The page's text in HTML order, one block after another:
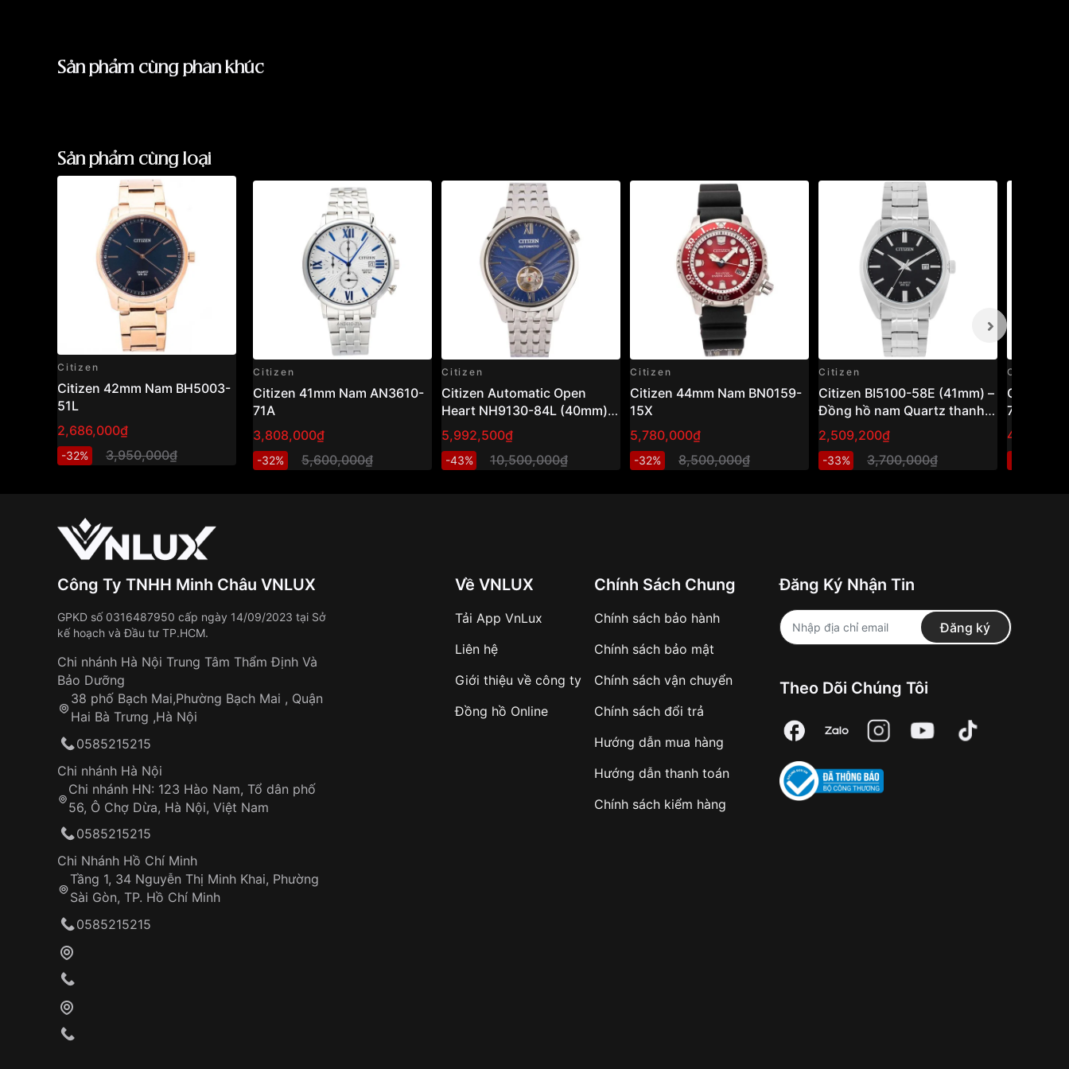
Sản phẩm cùng phân khúc
Sản phẩm cùng loại
Citizen
Citizen 42mm Nam BH5003-
51L
2,686,000₫
-32% 3,950,000₫
Citizen
Citizen 41mm Nam AN3610-
71A
3,808,000₫
-32% 5,600,000₫
Citizen
Citizen Automatic Open
Heart NH9130-84L (40mm) –
Đồng hồ nam cơ hở tim, mặt
xanh sang trọng
5,992,500₫
-43% 10,500,000₫
Citizen
Citizen 44mm Nam BN0159-
15X
5,780,000₫
-32% 8,500,000₫
Citizen
Citizen BI5100-58E (41mm) –
Đồng hồ nam Quartz thanh
lịch, thiết kế cổ điển dễ đeo
2,509,200₫
-33% 3,700,000₫
Citizen
Citizen
75L
Công Ty TNHH Minh Châu VNLUX
GPKD số 0316487950 cấp ngày 14/09/2023 tại Sở
kế hoạch và Đầu tư TP.HCM.
Chi nhánh Hà Nội Trung Tâm Thẩm Định Và
Bảo Dưỡng
38 phố Bạch Mai,Phường Bạch Mai , Quận
Hai Bà Trưng ,Hà Nội
0585215215
Chi nhánh Hà Nội
Chi nhánh HN: 123 Hào Nam, Tổ dân phố
56, Ô Chợ Dừa, Hà Nội, Việt Nam
0585215215
Chi Nhánh Hồ Chí Minh
Tầng 1, 34 Nguyễn Thị Minh Khai, Phường
Sài Gòn, TP. Hồ Chí Minh
0585215215
Về VNLUX
Tải App VnLux
Liên hệ
Giới thiệu về công ty
Đồng hồ Online
Chính Sách Chung
Chính sách bảo hành
Chính sách bảo mật
Chính sách vận chuyển
Chính sách đổi trả
Hướng dẫn mua hàng
Hướng dẫn thanh toán
Chính sách kiểm hàng
Đăng Ký Nhận Tin
Đăng ký
Theo Dõi Chúng Tôi